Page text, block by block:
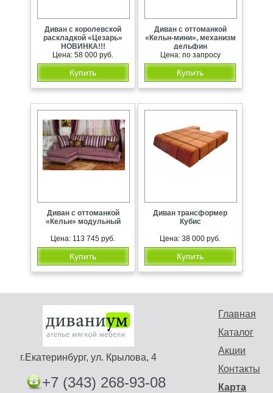
Диван с королевской
раскладкой «Цезарь»
НОВИНКА!!!
Цена: 58 000 руб.
Купить
Диван с оттоманкой
«Кельн-мини», механизм
дельфин
Цена: по запросу
Купить
Диван с оттоманкой
«Кельн» модульный
Цена: 113 745 руб.
Купить
Диван трансформер
Кубис
Цена: 38 000 руб.
Купить
Главная
Каталог
Акции
Контакты
Карта
г.Екатеринбург, ул. Крылова, 4
+7 (343) 268-93-08